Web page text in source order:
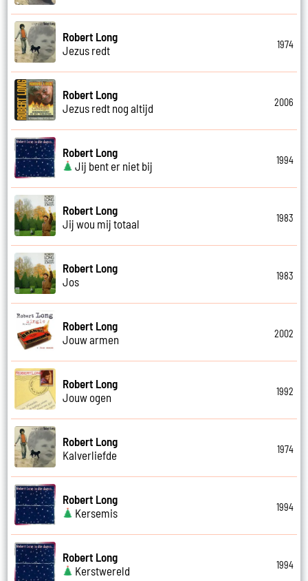
Robert Long
Jezus redt
1974
Robert Long
Jezus redt nog altijd
2006
Robert Long
Jij bent er niet bij
1994
Robert Long
Jij wou mij totaal
1983
Robert Long
Jos
1983
Robert Long
Jouw armen
2002
Robert Long
Jouw ogen
1992
Robert Long
Kalverliefde
1974
Robert Long
Kersemis
1994
Robert Long
Kerstwereld
1994